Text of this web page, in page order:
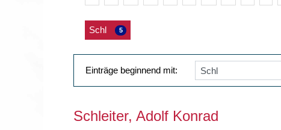
Schl 5
Einträge beginnend mit:
Schleiter, Adolf Konrad